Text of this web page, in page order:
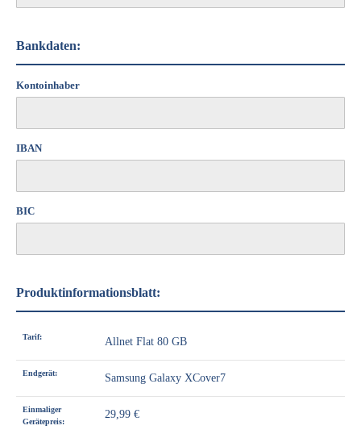
Bankdaten:
Kontoinhaber
IBAN
BIC
Produktinformationsblatt:
Tarif: Allnet Flat 80 GB
Endgerät: Samsung Galaxy XCover7
Einmaliger
Gerätepreis:
29,99 €